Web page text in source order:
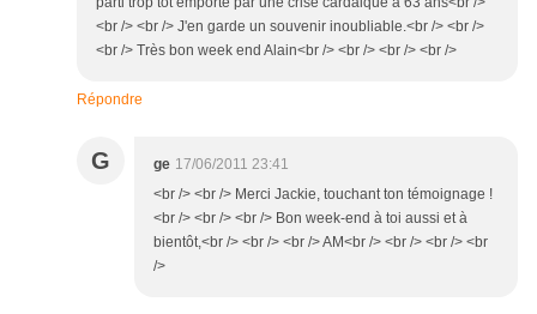
<br /> <br /> J'en garde un souvenir inoubliable.<br /> <br />
<br /> Très bon week end Alain<br /> <br /> <br /> <br />
Répondre
G ge 17/06/2011 23:41
<br /> <br /> Merci Jackie, touchant ton témoignage !
<br /> <br /> <br /> Bon week-end à toi aussi et à
bientôt,<br /> <br /> <br /> AM<br /> <br /> <br /> <br
/>